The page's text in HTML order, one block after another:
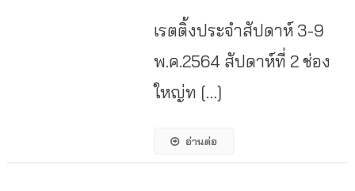
เรตติ้งประจำสัปดาห์ 3-9
พ.ค.2564 สัปดาห์ที่ 2 ช่อง
ใหญ่ท […]
อ่านต่อ